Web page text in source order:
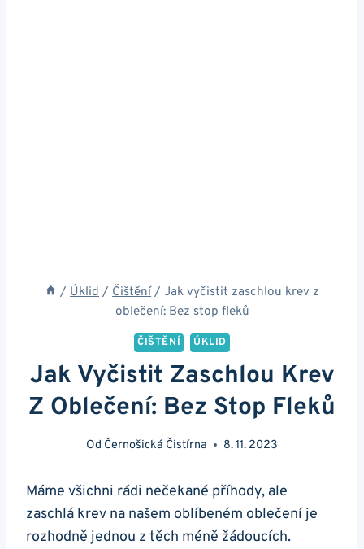
/ Úklid / Čištění / Jak vyčistit zaschlou krev z
oblečení: Bez stop fleků
ČIŠTĚNÍ ÚKLID
Jak Vyčistit Zaschlou Krev
Z Oblečení: Bez Stop Fleků
Od Černošická Čistírna 8. 11. 2023
Máme všichni rádi nečekané příhody, ale
zaschlá krev na našem oblíbeném oblečení je
rozhodně jednou z těch méně žádoucích.